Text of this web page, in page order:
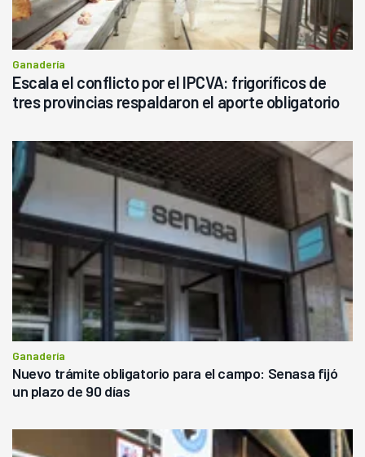
Ganadería
Escala el conflicto por el IPCVA: frigoríficos de
tres provincias respaldaron el aporte obligatorio
Ganadería
Nuevo trámite obligatorio para el campo: Senasa fijó
un plazo de 90 días